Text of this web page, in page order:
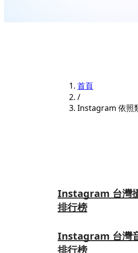
首頁
/
Instagram 依照
Instagram 台灣
排行榜
Instagram 台灣
排行榜